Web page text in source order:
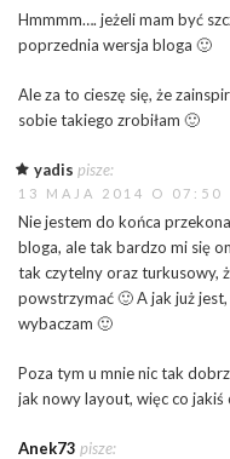
Hmmmm…. jeżeli mam być
poprzednia wersja bloga 🙂
Ale za to cieszę się, że
sobie takiego zrobiłam 🙂
yadis pisze:
13 MAJA 2014 O 07:50
Nie jestem do końca
bloga, ale tak bardzo mi się
tak czytelny oraz turkusowy,
powstrzymać 🙂 A jak już
wybaczam 🙂
Poza tym u mnie nic tak
jak nowy layout, więc co jakiś
Anek73 pisze: